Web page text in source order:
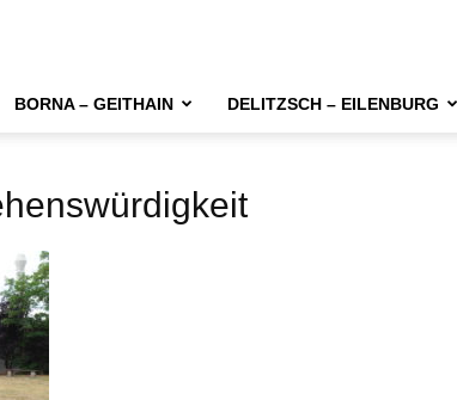
BORNA – GEITHAIN DELITZSCH – EILENBURG